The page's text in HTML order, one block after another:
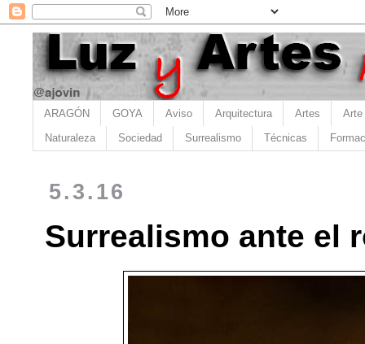
ARAGÓN GOYA Aviso Arquitectura Artes Arte
Naturaleza Sociedad Surrealismo Técnicas
5.3.16
Surrealismo ante el